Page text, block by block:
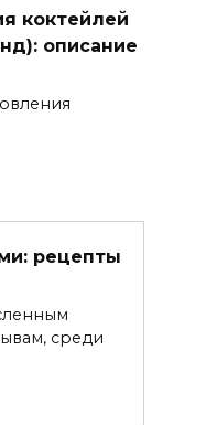
коктейлей
описание
рецепты
среди